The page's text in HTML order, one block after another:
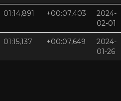
01:14,891 +00:07,403
2024-
02-01
01:15,137 +00:07,649
2024-
01-26